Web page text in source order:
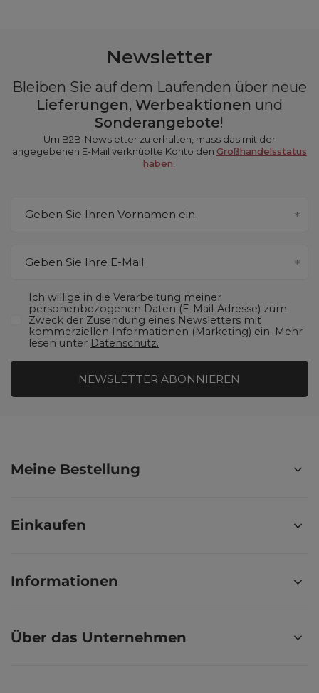
Newsletter
Bleiben Sie auf dem Laufenden über neue
Lieferungen, Werbeaktionen und
Sonderangebote!
Um B2B-Newsletter zu erhalten, muss das mit der
angegebenen E-Mail verknüpfte Konto den Großhandelsstatus
haben
Geben Sie Ihren Vornamen ein
Geben Sie Ihre E-Mail
Ich willige in die Verarbeitung meiner
personenbezogenen Daten (E-Mail-Adresse) zum
Zweck der Zusendung eines Newsletters mit
kommerziellen Informationen (Marketing) ein. Mehr
lesen unter Datenschutz.
NEWSLETTER ABONNIEREN
Meine Bestellung
Einkaufen
Informationen
Über das Unternehmen